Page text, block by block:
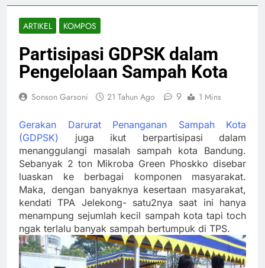
ARTIKEL KOMPOS
Partisipasi GDPSK dalam
Pengelolaan Sampah Kota
Sonson Garsoni 21 Tahun Ago 9 1 Mins
Gerakan Darurat Penanganan Sampah Kota
(GDPSK) juga ikut berpartisipasi dalam
menanggulangi masalah sampah kota Bandung.
Sebanyak 2 ton Mikroba Green Phoskko disebar
luaskan ke berbagai komponen masyarakat.
Maka, dengan banyaknya kesertaan masyarakat,
kendati TPA Jelekong- satu2nya saat ini hanya
menampung sejumlah kecil sampah kota tapi toch
ngak terlalu banyak sampah bertumpuk di TPS.